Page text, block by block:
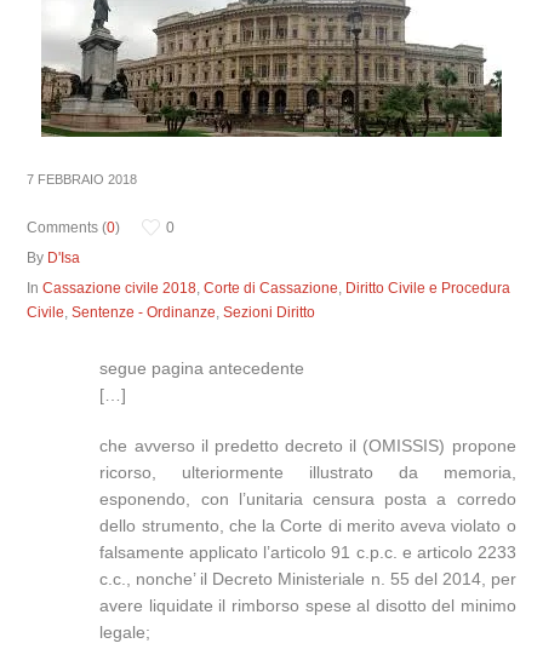
7 FEBBRAIO 2018
Comments (0)
0
By D'Isa
InCassazione civile 2018,Corte di Cassazione, Diritto Civile e Procedura
Civile,Sentenze - Ordinanze,Sezioni Diritto
segue pagina antecedente
[…]
che avverso il predetto decreto il (OMISSIS) propone
ricorso, ulteriormente illustrato da memoria,
esponendo, con l’unitaria censura posta a corredo
dello strumento, che la Corte di merito aveva violato o
falsamente applicato l’articolo 91 c.p.c. e articolo 2233
c.c., nonche’ il Decreto Ministeriale n. 55 del 2014, per
avere liquidate il rimborso spese al disotto del minimo
legale;